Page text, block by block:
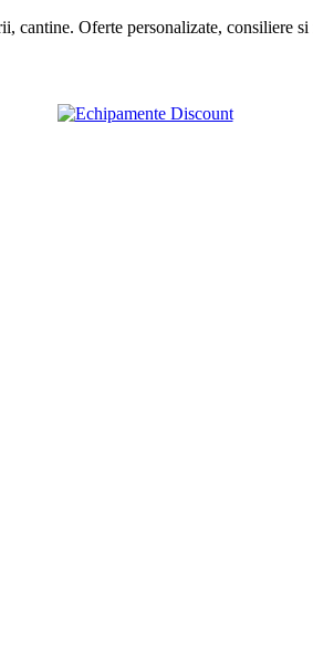
Oferte personalizate, consiliere